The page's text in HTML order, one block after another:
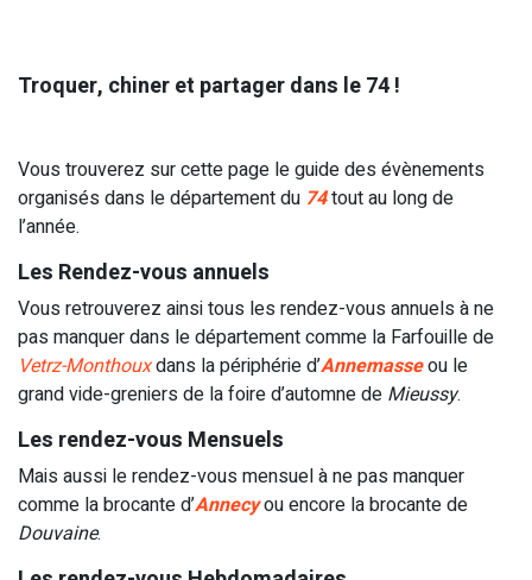
Troquer, chiner et partager dans le 74 !
Vous trouverez sur cette page le guide des évènements
organisés dans le département du 74tout au long de
l’année.
Les Rendez-vous annuels
Vous retrouverez ainsi tous les rendez-vous annuels à ne
pas manquer dans le département comme la Farfouille de
Vetrz-Monthouxdans la périphérie d’Annemasseou le
grand vide-greniers de la foire d’automnede Mieussy.
Les rendez-vous Mensuels
Mais aussi le rendez-vous mensuel à ne pas manquer
comme labrocanted’Annecyou encore labrocantede
Douvaine.